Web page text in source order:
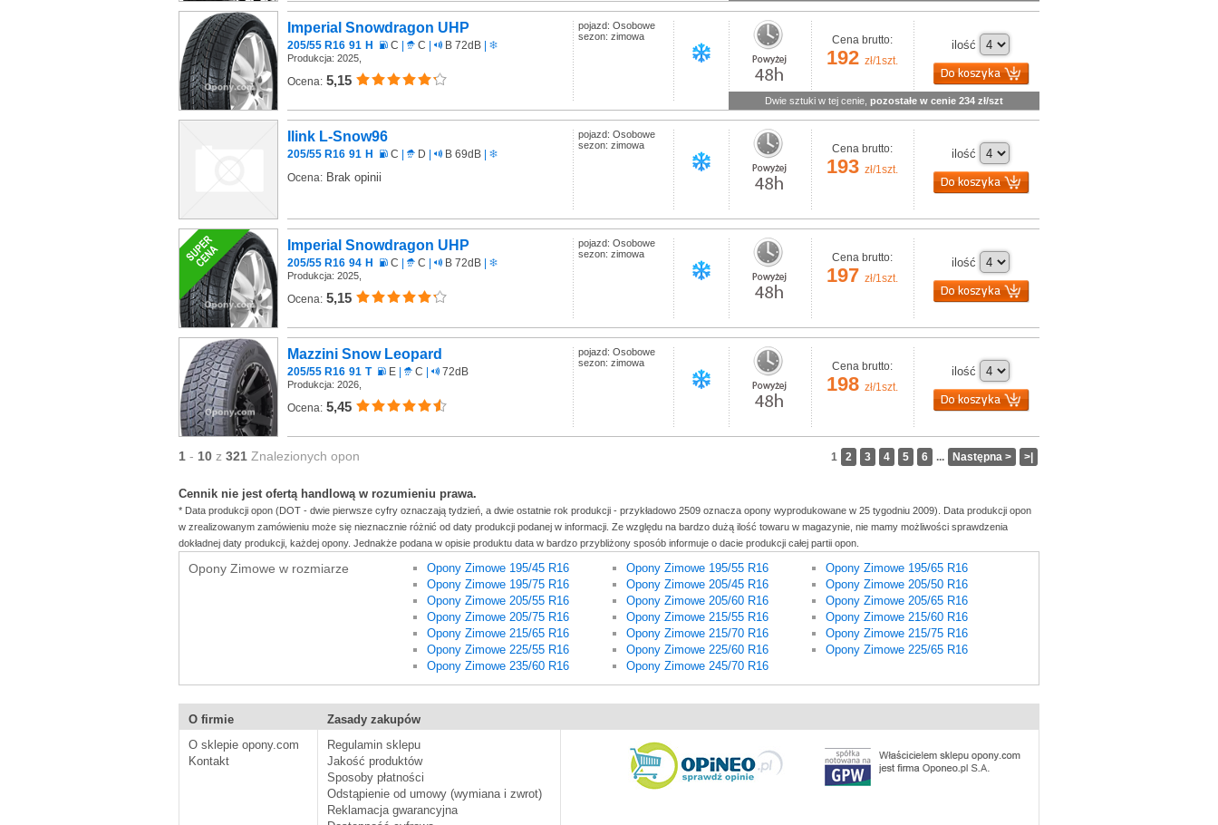
Imperial Snowdragon UHP
205/55 R16 91 H C C B 72dB
Produkcja: 2025,
Ocena: 5,15
pojazd: Osobowe
sezon: zimowa
Cena brutto:
192 zł/1szt.
ilość
Dwie sztuki w tej cenie, pozostałe w cenie 234 zł/szt
Ilink L-Snow96
205/55 R16 91 H C D B 69dB
Ocena: Brak opinii
pojazd: Osobowe
sezon: zimowa
Cena brutto:
193 zł/1szt.
ilość
Imperial Snowdragon UHP
205/55 R16 94 H C C B 72dB
Produkcja: 2025,
Ocena: 5,15
pojazd: Osobowe
sezon: zimowa
Cena brutto:
197 zł/1szt.
ilość
Mazzini Snow Leopard
205/55 R16 91 T E C 72dB
Produkcja: 2026,
Ocena: 5,45
pojazd: Osobowe
sezon: zimowa
Cena brutto:
198 zł/1szt.
ilość
1 - 10 z 321 Znalezionych opon 1 2 3 4 5 6 ... Następna > >|
Cennik nie jest ofertą handlową w rozumieniu prawa.
* Data produkcji opon (DOT - dwie pierwsze cyfry oznaczają tydzień, a dwie ostatnie rok produkcji - przykładowo 2509 oznacza opony wyprodukowane w 25 tygodniu 2009). Data produkcji opon
w zrealizowanym zamówieniu może się nieznacznie różnić od daty produkcji podanej w informacji. Ze względu na bardzo dużą ilość towaru w magazynie, nie mamy możliwości sprawdzenia
dokładnej daty produkcji, każdej opony. Jednakże podana w opisie produktu data w bardzo przybliżony sposób informuje o dacie produkcji całej partii opon.
Opony Zimowe w rozmiarze
Opony Zimowe 195/45 R16
Opony Zimowe 195/75 R16
Opony Zimowe 205/55 R16
Opony Zimowe 205/75 R16
Opony Zimowe 215/65 R16
Opony Zimowe 225/55 R16
Opony Zimowe 235/60 R16
Opony Zimowe 195/55 R16
Opony Zimowe 205/45 R16
Opony Zimowe 205/60 R16
Opony Zimowe 215/55 R16
Opony Zimowe 215/70 R16
Opony Zimowe 225/60 R16
Opony Zimowe 245/70 R16
Opony Zimowe 195/65 R16
Opony Zimowe 205/50 R16
Opony Zimowe 205/65 R16
Opony Zimowe 215/60 R16
Opony Zimowe 215/75 R16
Opony Zimowe 225/65 R16
O firmie
O sklepie opony.com
Kontakt
Zasady zakupów
Regulamin sklepu
Jakość produktów
Sposoby płatności
Odstąpienie od umowy (wymiana i zwrot)
Reklamacja gwarancyjna